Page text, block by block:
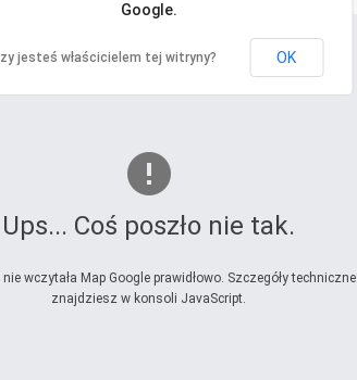
Ups... Coś poszło nie tak.
wczytała Map Google prawidłowo. Szczegóły techniczne
znajdziesz w konsoli JavaScript.
Google.
jesteś właścicielem tej witryny? OK